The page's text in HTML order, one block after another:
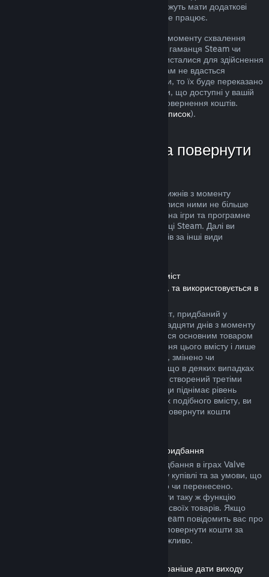
розгляд. Користувачі в деяких країнах можуть мати додаткові
права на повернення за умов, коли гра не працює.
Кошти буде повернуто протягом тижня з моменту схвалення
запиту. Кошти буде переказано назад до гаманця Steam чи
через інший спосіб оплати, яким ви скористалися для здійснення
придбання. Якщо, з будь-яких причин, нам не вдасться
повернути кошти через ваш спосіб оплати, то їх буде переказано
до гаманця Steam. (Деякі способи оплати, що доступні у вашій
країні, можуть не підтримувати функції повернення коштів.
Клацніть тут, щоби переглянути повний список).
У яких випадках можна повернути
Повернути кошти можна протягом двох тижнів з моменту
придбання товарів та якщо ви користувалися ними не більше
двох годин. Ця можливість поширюється на ігри та програмне
забезпечення, яке ви придбали у крамниці Steam. Далі ви
можете довідатися про повернення коштів за інші види
Повернення коштів за завантажуваний вміст
(Вміст, який доступний у крамниці Steam, та використовується в
Повернути кошти за завантажуваний вміст, придбаний у
крамниці Steam, можна протягом чотирнадцяти днів з моменту
придбання, за умови, що ви користувалися основним товаром
не більше двох годин з моменту придбання цього вмісту і лише
якщо його не було повністю використано, змінено чи
перенесено. Будь ласка, майте на увазі, що в деяких випадках
ми не можемо повернути кошти за вміст, створений третіми
особами (наприклад: якщо вміст назавжди піднімає рівень
вашого ігрового персонажа). На сторінках подібного вмісту, ви
побачите примітку, у якій написано, що повернути кошти
Повернення коштів за внутрішньоігрові придбання
Steam дозволяє повернути кошти за придбання в іграх Valve
протягом сорока восьми годин з моменту купівлі та за умови, що
їх не було повністю використано, змінено чи перенесено.
Сторонні розробники також можуть додати таку ж функцію
повернення коштів за ігрові предмети до своїх товарів. Якщо
розробники передбачили цю функцію, Steam повідомить вас про
це під час придбання. В інших випадках повернути кошти за
купівлю у грі сторонніх розробників неможливо.
Повернення коштів за продукти, куплені раніше дати виходу